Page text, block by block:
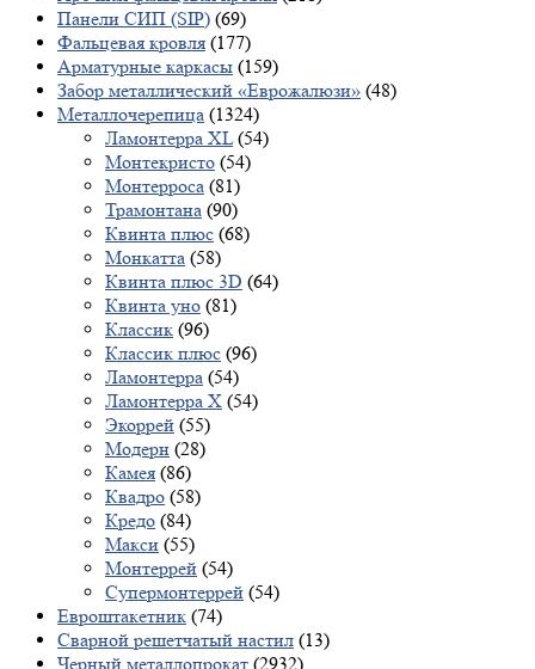
Панели СИП (SIP) (69)
Фальцевая кровля (177)
Арматурные каркасы (159)
Забор металлический «Еврожалюзи» (48)
Металлочерепица (1324)
Ламонтерра XL (54)
Монтекристо (54)
Монтерроса (81)
Трамонтана (90)
Квинта плюс (68)
Монкатта (58)
Квинта плюс 3D (64)
Квинта уно (81)
Классик (96)
Классик плюс (96)
Ламонтерра (54)
Ламонтерра X (54)
Экоррей (55)
Модерн (28)
Камея (86)
Квадро (58)
Кредо (84)
Макси (55)
Монтеррей (54)
Супермонтеррей (54)
Евроштакетник (74)
Сварной решетчатый настил (13)
Черный металлопрокат (2932)